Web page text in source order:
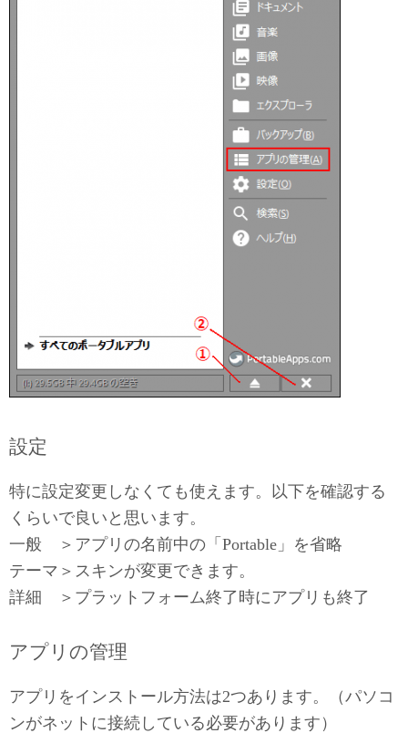
設定
特に設定変更しなくても使えます。以下を確認する
くらいで良いと思います。
一般 ＞アプリの名前中の「Portable」を省略
テーマ＞スキンが変更できます。
詳細 ＞プラットフォーム終了時にアプリも終了
アプリの管理
アプリをインストール方法は2つあります。（パソコ
ンがネットに接続している必要があります）